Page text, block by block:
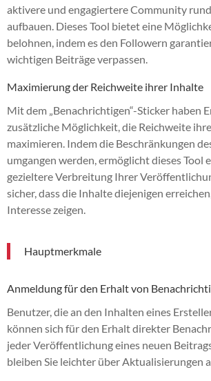
aktivere und engagiertere Community
aufbauen. Dieses Tool bietet eine
belohnen, indem es den Followern
wichtigen Beiträge verpassen.
Maximierung der Reichweite ihrer Inhalte
Mit dem „Benachrichtigen“-Sticker haben
zusätzliche Möglichkeit, die Reichweite
maximieren. Indem die Beschränkungen
umgangen werden, ermöglicht dieses Tool
gezieltere Verbreitung Ihrer
sicher, dass die Inhalte diejenigen
Interesse zeigen.
Hauptmerkmale
Anmeldung für den Erhalt von
Benutzer, die an den Inhalten eines
können sich für den Erhalt direkter
jeder Veröffentlichung eines neuen
bleiben Sie leichter über Aktualisierungen